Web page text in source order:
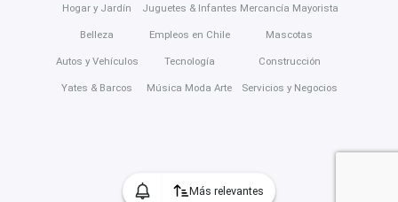
Más relevantes
Hogar y Jardín
Belleza
Autos y Vehículos
Yates & Barcos
Juguetes & Infantes
Empleos en Chile
Tecnología
Música Moda Arte
Mercancía Mayorista
Mascotas
Construcción
Servicios y Negocios